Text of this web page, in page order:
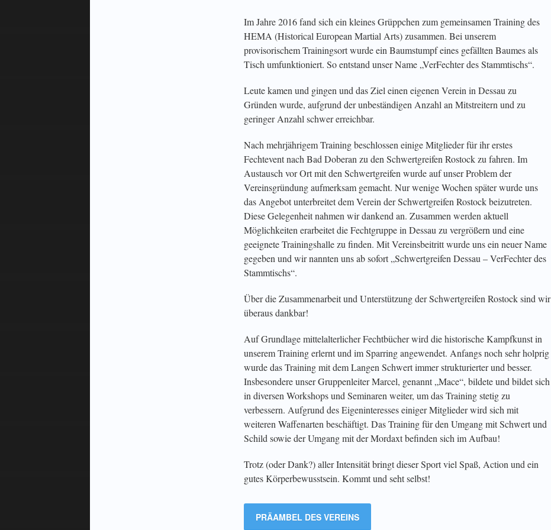
Im Jahre 2016 fand sich ein kleines Grüppchen zum gemeinsamen Training des
HEMA (Historical European Martial Arts) zusammen. Bei unserem
provisorischem Trainingsort wurde ein Baumstumpf eines gefällten Baumes als
Tisch umfunktioniert. So entstand unser Name „VerFechter des Stammtischs“.
Leute kamen und gingen und das Ziel einen eigenen Verein in Dessau zu
Gründen wurde, aufgrund der unbeständigen Anzahl an Mitstreitern und zu
geringer Anzahl schwer erreichbar.
Nach mehrjährigem Training beschlossen einige Mitglieder für ihr erstes
Fechtevent nach Bad Doberan zu den Schwertgreifen Rostock zu fahren. Im
Austausch vor Ort mit den Schwertgreifen wurde auf unser Problem der
Vereinsgründung aufmerksam gemacht. Nur wenige Wochen später wurde uns
das Angebot unterbreitet dem Verein der Schwertgreifen Rostock beizutreten.
Diese Gelegenheit nahmen wir dankend an. Zusammen werden aktuell
Möglichkeiten erarbeitet die Fechtgruppe in Dessau zu vergrößern und eine
geeignete Trainingshalle zu finden. Mit Vereinsbeitritt wurde uns ein neuer Name
gegeben und wir nannten uns ab sofort „Schwertgreifen Dessau – VerFechter des
Stammtischs“.
Über die Zusammenarbeit und Unterstützung der Schwertgreifen Rostock sind wir
überaus dankbar!
Auf Grundlage mittelalterlicher Fechtbücher wird die historische Kampfkunst in
unserem Training erlernt und im Sparring angewendet. Anfangs noch sehr holprig
wurde das Training mit dem Langen Schwert immer strukturierter und besser.
Insbesondere unser Gruppenleiter Marcel, genannt „Mace“, bildete und bildet sich
in diversen Workshops und Seminaren weiter, um das Training stetig zu
verbessern. Aufgrund des Eigeninteresses einiger Mitglieder wird sich mit
weiteren Waffenarten beschäftigt. Das Training für den Umgang mit Schwert und
Schild sowie der Umgang mit der Mordaxt befinden sich im Aufbau!
Trotz (oder Dank?) aller Intensität bringt dieser Sport viel Spaß, Action und ein
gutes Körperbewusstsein. Kommt und seht selbst!
PRÄAMBEL DES VEREINS